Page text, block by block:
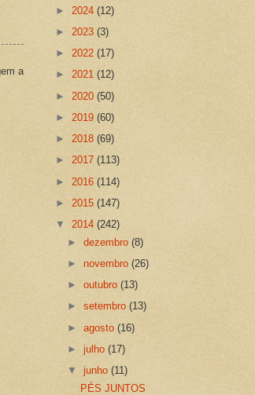
a
► 2024 (12)
► 2023 (3)
► 2022 (17)
► 2021 (12)
► 2020 (50)
► 2019 (60)
► 2018 (69)
► 2017 (113)
► 2016 (114)
► 2015 (147)
▼ 2014 (242)
►dezembro(8)
► novembro(26)
►outubro(13)
►setembro(13)
►agosto(16)
►julho(17)
▼junho(11)
PÉS JUNTOS